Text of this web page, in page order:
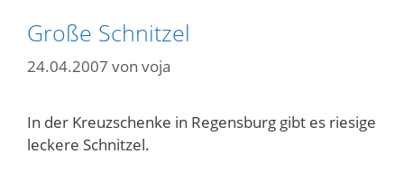
Große Schnitzel
24.04.2007 von voja
In der Kreuzschenke in Regensburg gibt es riesige
leckere Schnitzel.